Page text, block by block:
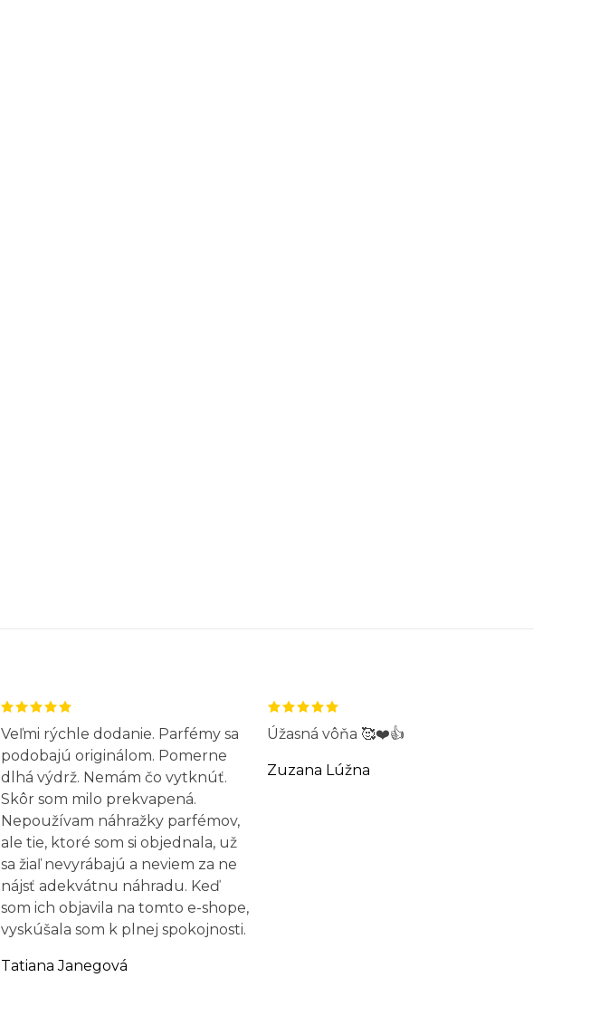
Veľmi rýchle dodanie. Parfémy sa
podobajú originálom. Pomerne
dlhá výdrž. Nemám čo vytknúť.
Skôr som milo prekvapená.
Nepoužívam náhražky parfémov,
ale tie, ktoré som si objednala, už
sa žiaľ nevyrábajú a neviem za ne
nájsť adekvátnu náhradu. Keď
som ich objavila na tomto e-shope,
vyskúšala som k plnej spokojnosti.
Tatiana Janegová
Úžasná vôňa 🥰❤️👍
Zuzana Lúžna